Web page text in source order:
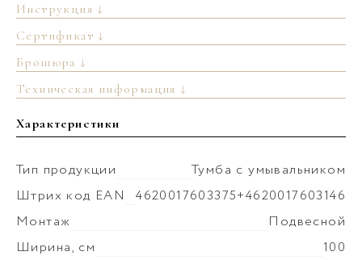
Инструкция ↓
Сертификат ↓
Брошюра ↓
Техническая информация ↓
Характеристики
Тип продукции
Тумба с умывальником
Штрих код EAN
4620017603375+4620017603146
Монтаж
Подвесной
Ширина, см
100